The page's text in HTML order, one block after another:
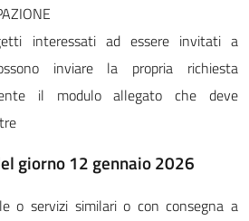
interessati ad essere invitati a
inviare la propria richiesta
il modulo allegato che deve
giorno 12 gennaio 2026
o servizi similari o con consegna a